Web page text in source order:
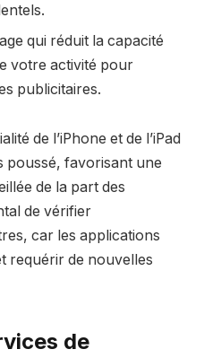
qui réduit la capacité
votre activité pour
publicitaires.
de l’iPhone et de l’iPad
favorisant une
de la part des
de vérifier
car les applications
requérir de nouvelles
de